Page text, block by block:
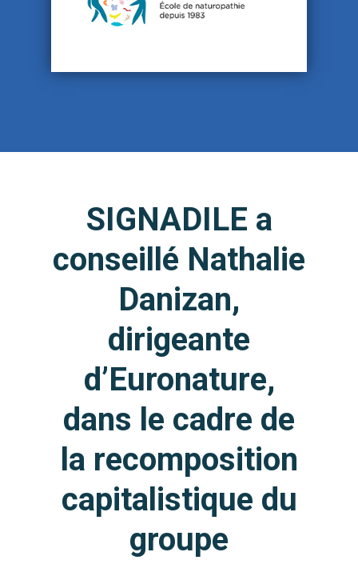
SIGNADILE a
conseillé Nathalie
Danizan,
dirigeante
d’Euronature,
dans le cadre de
la recomposition
capitalistique du
groupe